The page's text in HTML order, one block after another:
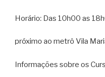
Horário: Das 10h00 as
próximo ao metrô Vila
Informações sobre os